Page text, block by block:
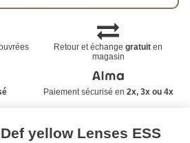
Retour et échangegratuit en
magasin
Paiement sécurisé en 2x, 3x ou 4x
yellow Lenses ESS